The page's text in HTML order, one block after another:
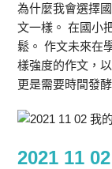
為什麼我會選擇
文一樣。 在國小
鬆。 作文未來在
樣強度的作文，
更是需要時間發酵
2021 11